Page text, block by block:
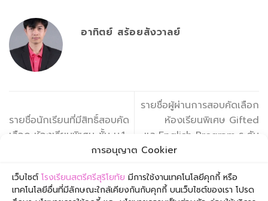
การอนุญาต Cookier
เว็บไซต์โรงเรียนสตรีศรีสุริโยทัย มีการใช้งานเทคโนโลยีคุกกี้ หรือ
เทคโนโลยีอื่นที่มีลักษณะใกล้เคียงกันกับคุกกี้ บนเว็บไซต์ของเรา โปรด
อาทิตย์ สร้อยสังวาลย์
รายชื่อนักเรียนที่มีสิทธิ์สอบคัด
เลือก ห้องเรียนพิเศษ ชั้น ม.1
และ 4 ปีการศึกษา 2568
รายชื่อผู้ผ่านการสอบคัดเลือก
ห้องเรียนพิเศษ Gifted
และEnglish Program ระดับ
ชั้น ม. 1 และ 4 ปีการศึกษา